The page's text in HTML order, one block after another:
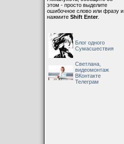
этом - просто выделите
ошибочное слово или фразу и
нажмите Shift Enter.
Блог одного
Сумасшествия
Светлана,
видеомонтаж
ВКонтакте
Телеграм